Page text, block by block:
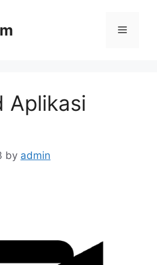
Menu
Aplikasi
by admin